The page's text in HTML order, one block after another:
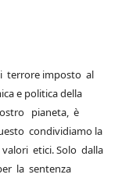
terrore imposto al
e politica della
pianeta, è
condividiamo la
etici. Solo dalla
la sentenza